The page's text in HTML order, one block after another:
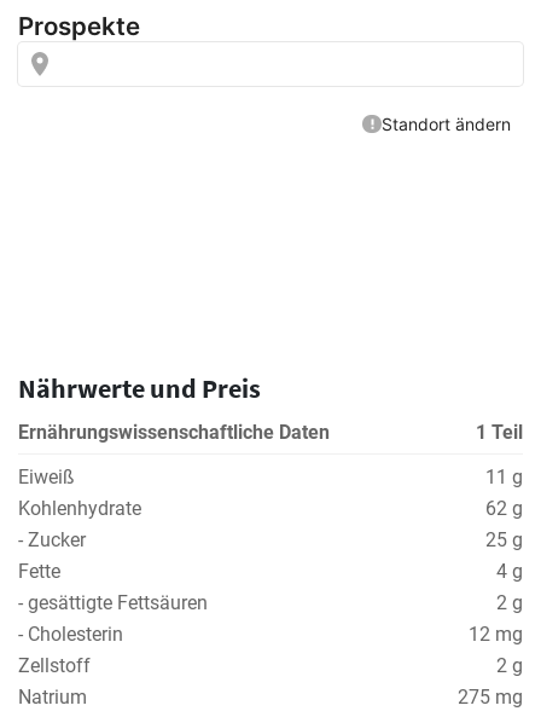
Nährwerte und Preis
Ernährungswissenschaftliche Daten
1 Teil
Eiweiß
11 g
Kohlenhydrate
62 g
- Zucker
25 g
Fette
4 g
- gesättigte Fettsäuren
2 g
- Cholesterin
12 mg
Zellstoff
2 g
Natrium
275 mg